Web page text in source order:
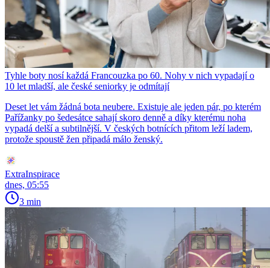
Tyhle boty nosí každá Francouzka po 60. Nohy v nich vypadají o
10 let mladší, ale české seniorky je odmítají
Deset let vám žádná bota neubere. Existuje ale jeden pár, po kterém
Pařížanky po šedesátce sahají skoro denně a díky kterému noha
vypadá delší a subtilnější. V českých botnících přitom leží ladem,
protože spoustě žen připadá málo ženský.
ExtraInspirace
dnes, 05:55
3 min